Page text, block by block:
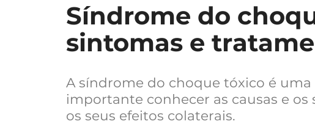
Síndrome do
sintomas e
A síndrome do choque tóxico é uma
importante conhecer as causas e
os seus efeitos colaterais.